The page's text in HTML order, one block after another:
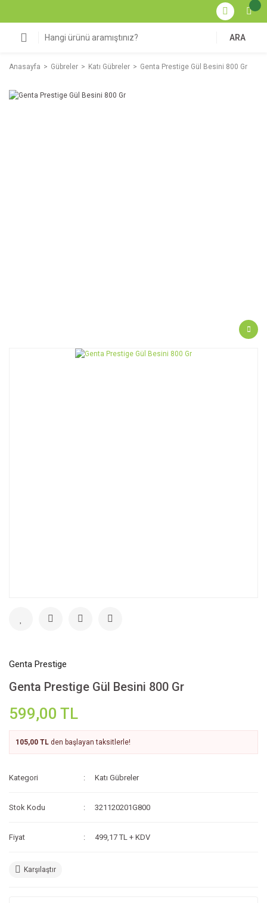
ARA
Anasayfa Gübreler Katı Gübreler Genta Prestige Gül Besini 800 Gr
Genta Prestige
Genta Prestige Gül Besini 800 Gr
599,00 TL
105,00 TL den başlayan taksitlerle!
Kategori Katı Gübreler
Stok Kodu 321120201G800
Fiyat 499,17 TL + KDV
Karşılaştır